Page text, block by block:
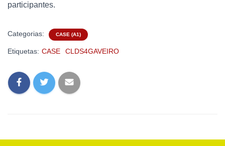
participantes.
Categorias: CASE (A1)
Etiquetas: CASE CLDS4GAVEIRO